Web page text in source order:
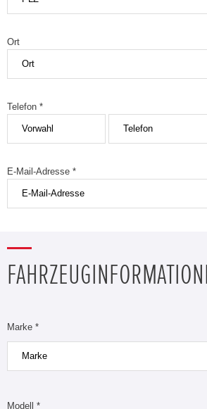
Ort
Telefon *
E-Mail-Adresse *
Marke *
Modell *